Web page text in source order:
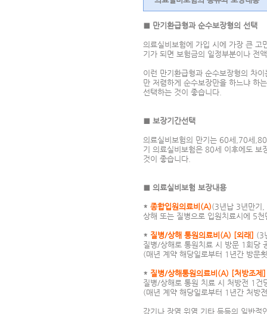
■ 만기환급형과 순수보장형의 선택
의료실비보험에 가입 시에 가장 큰 고
기가 되면 보험금의 일정부분이나 전
이런 만기환급형과 순수보장형의 차
만 저렴하게 순수보장만을 하느냐 하
선택하는 것이 좋습니다.
■ 보장기간선택
의료실비보험의 만기는 60세,70세
기 의료실비보험은 80세 이후에도 보
것이 좋습니다.
■ 의료실비보험 보장내용
* 종합입원의료비(A)(3년납 3년만기
상해 또는 질병으로 입원치료시에 5
* 질병/상해 통원의료비(A) [외래] (3
질병/상해로 통원치료 시 방문 1회당
(매년 계약 해당일로부터 1년간 방문
* 질병/상해통원의료비(A) [처방조제]
질병/상해로 통원 치료 시 처방전 1건
(매년 계약 해당일로부터 1년간 처방
감기나 장염,위염,기타 등등의 일반적